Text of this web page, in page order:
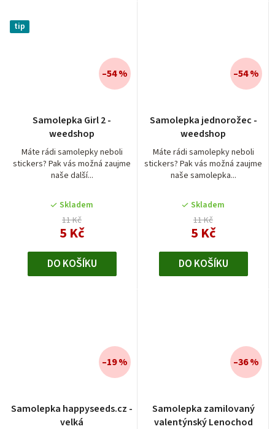
tip
Samolepka Girl 2 -
weedshop
Máte rádi samolepky neboli
stickers? Pak vás možná zaujme
naše další...
hodnocení
produktu
je
5,0
z
hvězdiček.
Skladem
11 Kč
5 Kč
–54 %
DO KOŠÍKU
Samolepka jednorožec -
weedshop
Máte rádi samolepky neboli
stickers? Pak vás možná zaujme
naše samolepka...
hodnocení
produktu
je
5,0
z
hvězdiček.
Skladem
11 Kč
5 Kč
–54 %
DO KOŠÍKU
Samolepka happyseeds.cz -
velká
hodnocení
–19 %
Samolepka zamilovaný
valentýnský Lenochod
hodnocení
–36 %